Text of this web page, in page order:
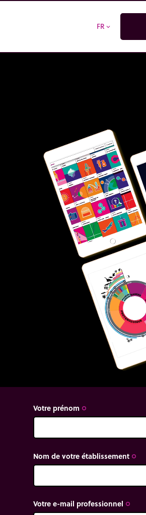
FR expand_more
Votre prénom trip_origin
Nom de votre établissement trip_origin
Votre e-mail professionnel trip_origin